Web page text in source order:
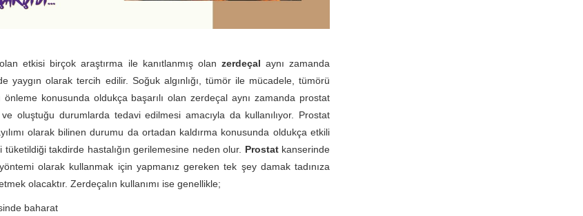
etkisi birçok araştırma ile kanıtlanmış olan zerdeçal aynı zamanda
yaygın olarak tercih edilir. Soğuk algınlığı, tümör ile mücadele, tümörü
önleme konusunda oldukça başarılı olan zerdeçal aynı zamanda prostat
oluştuğu durumlarda tedavi edilmesi amacıyla da kullanılıyor. Prostat
olarak bilinen durumu da ortadan kaldırma konusunda oldukça etkili
takdirde hastalığın gerilemesine neden olur. Prostatkanserinde
olarak kullanmak için yapmanız gereken tek şey damak tadınıza
olacaktır. Zerdeçalın kullanımı ise genellikle;
baharat